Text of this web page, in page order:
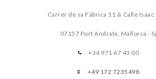
Carrer de sa Fábrica 11 & Calle Isaac
07157 Port Andratx, Mallorca -
+34 971 67 43 00
+49 172 7235498